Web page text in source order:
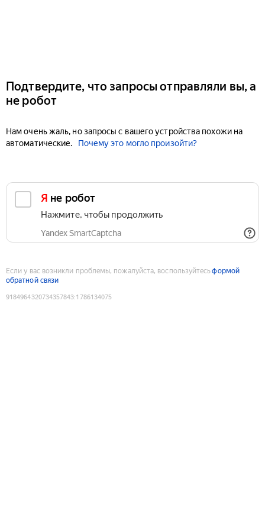
Подтвердите, что запросы отправляли вы, а
не робот
Нам очень жаль, но запросы с вашего устройства похожи на
автоматические.
Почему это могло произойти?
Я не робот
Нажмите, чтобы продолжить
Yandex SmartCaptcha
Если у вас возникли проблемы, пожалуйста, воспользуйтесьформой
обратной связи
9184964320734357843:1786134075